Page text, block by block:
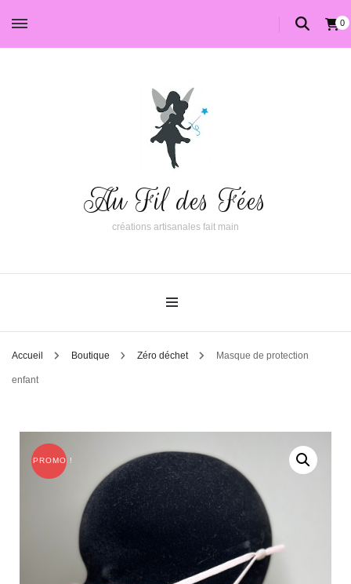
0
Au Fil des Fées
créations artisanales fait main
Accueil Boutique Zéro déchet Masque de protection
enfant
PROMO !